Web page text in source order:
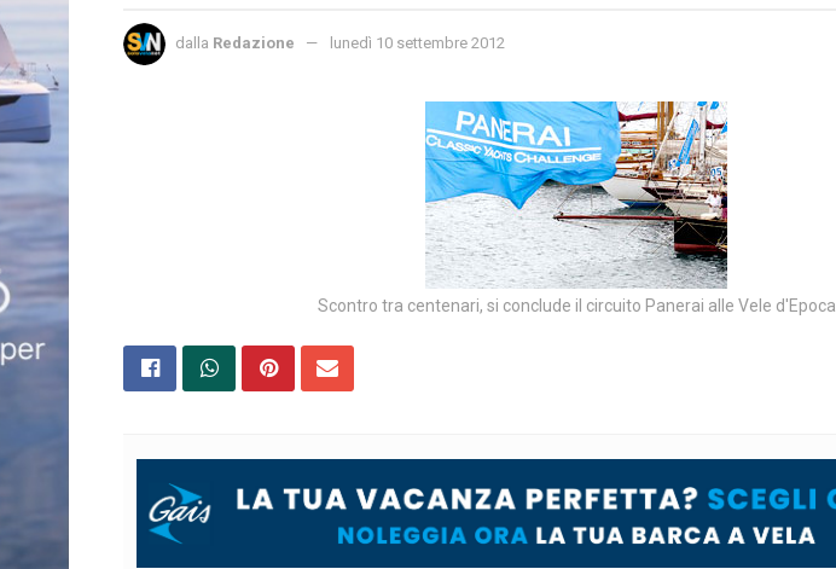
dalla Redazione lunedì 10 settembre 2012
Scontro tra centenari, si conclude il circuito Panerai alle Vele d'Epoca